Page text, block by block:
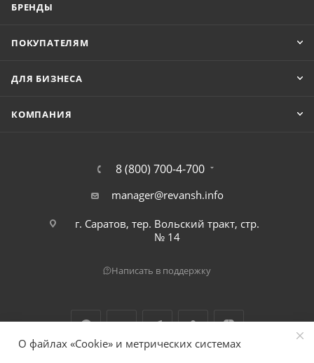
БРЕНДЫ
ПОКУПАТЕЛЯМ
ДЛЯ БИЗНЕСА
КОМПАНИЯ
8 (800) 700-4-700
manager@revansh.info
г. Саратов, тер. Вольский тракт, стр.
№ 14
Написать в поддержку
О файлах «Cookie» и метрических системах